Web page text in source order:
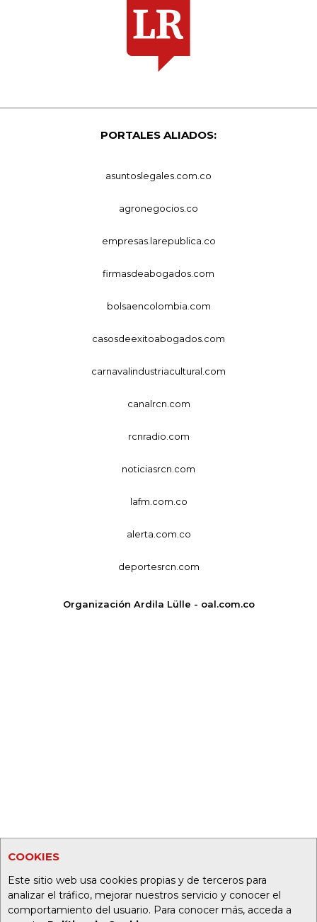
COOKIES
Este sitio web usa cookies propias y de terceros para
analizar el tráfico, mejorar nuestros servicio y conocer el
comportamiento del usuario. Para conocer más, acceda a
PORTALES ALIADOS:
asuntoslegales.com.co
agronegocios.co
empresas.larepublica.co
firmasdeabogados.com
bolsaencolombia.com
casosdeexitoabogados.com
carnavalindustriacultural.com
canalrcn.com
rcnradio.com
noticiasrcn.com
lafm.com.co
alerta.com.co
deportesrcn.com
Organización Ardila Lülle - oal.com.co